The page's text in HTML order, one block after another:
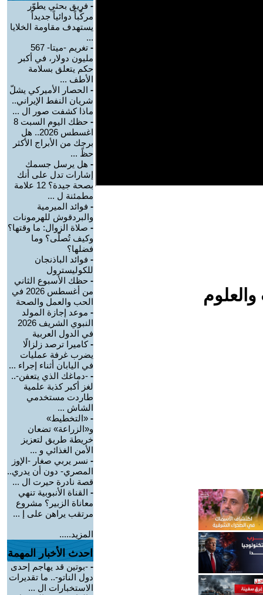
- فريق بحثي يطوّر
مركّباً دوائياً جديداً
يستهدف مقاومة الخلايا
...
-
تغريم -ميتا- 567
مليون دولار، في أكبر
حكم يتعلق بسلامة
الأطف ...
- الحصار الأميركي يشلّ
شريان النفط الإيراني..
ماذا كشفت صور ال ...
-
حظك اليوم السبت 8
اغسطس 2026.. هل
برجك من الأبراج الأكثر
حظً ...
- هل يرسل جسمك
إشارات تدل على أنك
بصحة جيدة؟ 12 علامة
مطمئنة ل ...
- فوائد الميرمية
والبردقوش للهرمونات
- صلاة الزوال: ما وقتها؟
وكيف تُصلّى؟ وما
فضلها؟
- فوائد الباذنجان
للكوليسترول
- حظك الأسبوع الثاني
من أغسطس 2026 في
الحب والعمل والصحة
- موعد إجازة المولد
النبوي الشريف 2026
في الدول العربية
-كاميرا ترصد زلزالًا
يضرب غرفة عمليات
في اليابان أثناء إجراء ...
- -دماغك الذي يتعفن-..
لغز أكبر كذبة علمية
طاردت مستخدمي
الشاش ...
- «التخطيط»
و«الزراعة» تضعان
خريطة طريق لتعزيز
الأمن الغذائي و ...
- نسر يربي صغار -الإوز
المصري- دون أن يدري..
قصة نادرة حيرت ال ...
- القناة الأنبوبية تنهي
معاناة الزبير؟ مشروع
مرتقب يراهن على إ ...
المزيد.....
احدث الأخبار المهمة
- -بوتين قد يهاجم إحدى
دول الناتو-.. ما تقديرات
الاستخبارات ال ...